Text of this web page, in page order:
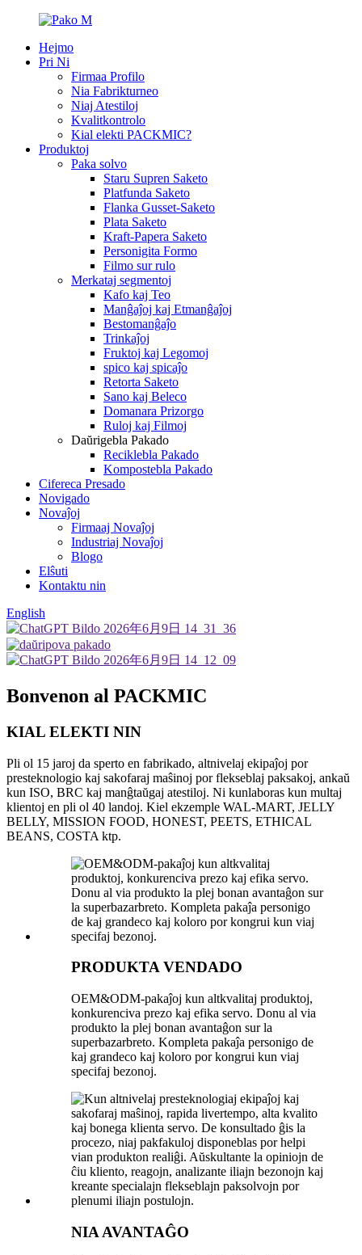
Hejmo
Pri Ni
Firmaa Profilo
Nia Fabrikturneo
Niaj Atestiloj
Kvalitkontrolo
Kial elekti PACKMIC?
Produktoj
Paka solvo
Staru Supren Saketo
Platfunda Saketo
Flanka Gusset-Saketo
Plata Saketo
Kraft-Papera Saketo
Personigita Formo
Filmo sur rulo
Merkataj segmentoj
Kafo kaj Teo
Manĝaĵoj kaj Etmanĝaĵoj
Bestomanĝaĵo
Trinkaĵoj
Fruktoj kaj Legomoj
spico kaj spicaĵo
Retorta Saketo
Sano kaj Beleco
Domanara Prizorgo
Ruloj kaj Filmoj
Daŭrigebla Pakado
Reciklebla Pakado
Kompostebla Pakado
Cifereca Presado
Novigado
Novaĵoj
Firmaaj Novaĵoj
Industriaj Novaĵoj
Blogo
Elŝuti
Kontaktu nin
English
Bonvenon al PACKMIC
KIAL ELEKTI NIN
Pli ol 15 jaroj da sperto en fabrikado, altnivelaj ekipaĵoj por
presteknologio kaj sakofaraj maŝinoj por flekseblaj paksakoj, ankaŭ
kun ISO, BRC kaj manĝtaŭgaj atestiloj. Ni kunlaboras kun multaj
klientoj en pli ol 40 landoj. Kiel ekzemple WAL-MART, JELLY
BELLY, MISSION FOOD, HONEST, PEETS, ETHICAL
BEANS, COSTA ktp.
PRODUKTA VENDADO
OEM&ODM-pakaĵoj kun altkvalitaj produktoj,
konkurenciva prezo kaj efika servo. Donu al via
produkto la plej bonan avantaĝon sur la
superbazarbreto. Kompleta pakaĵa personigo de
kaj grandeco kaj koloro por kongrui kun viaj
specifaj bezonoj.
NIA AVANTAĜO